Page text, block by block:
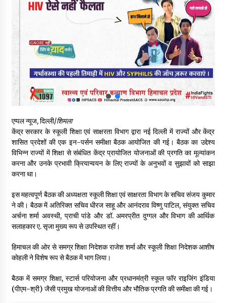
नितिन गडकरी से मिले विक्रमादित्य सिंह, हिमाचल की सड़क परियोजनाओं को
मिली बड़ी सौगात
06/08/2026
आपदा के दौरान मीडिया संचार एवं सूचना प्रबंधन पर शिमला में एक दिवसीय
06/08/2026
नेता प्रतिपक्ष जयराम के आरोप निराधार, सबूत हैं तो सार्वजनिक करें: नरेश
बड़ी ख़बर – अनुबंध कर्मचारियों को बैक डेट से नहीं मिलेगा नियमितीकरण,
शिक्षा निदेशालय ने जारी किया स्पष्टीकरण
05/08/2026
देहरा पुलिस की बड़ी कार्रवाई- 90 लाख नकद और 2 करोड़के सोने के
आभूषण बरामद, 7 आरोपी गिरफ्तार
05/08/2026
एप्पल न्यूज, दिल्ली/शिमला
केंद्र सरकार के स्कूली शिक्षा एवं साक्षरता विभाग द्वारा नई दिल्ली में राज्यों और केंद्र
शासित प्रदेशों की एक इन-पर्सन समीक्षा बैठक आयोजित की गई। बैठक का उद्देश्य
विभिन्न राज्यों में शिक्षा से संबंधित केंद्र प्रायोजित योजनाओं की प्रगति का मूल्यांकन
करना और उनके प्रभावी क्रियान्वयन के लिए राज्यों के अनुभवों व सुझावों को साझा
करना था।
इस महत्वपूर्ण बैठक की अध्यक्षता स्कूली शिक्षा एवं साक्षरता विभाग के सचिव संजय कुमार
ने की। बैठक में अतिरिक्त सचिव धीरज साहू और आनंदराव विष्णु पाटिल, संयुक्त सचिव
अर्चना शर्मा अवस्थी, प्राची पांडे और डॉ. अमरप्रीत दुग्गल और विभाग की आर्थिक
सलाहकार ए. सृजा मुख्य रूप से उपस्थित रहीं।
हिमाचल की ओर से समग्र शिक्षा निदेशक राजेश शर्मा और स्कूली शिक्षा निदेशक आशीष
कोहली ने विशेष रूप से बैठक में भाग लिया।
बैठक में समग्र शिक्षा, स्टार्स परियोजना और प्रधानमंत्री स्कूल फॉर राइजिंग इंडिया
(पीएम-श्री) जैसी प्रमुख योजनाओं की वित्तीय और भौतिक प्रगति की समीक्षा की गई।